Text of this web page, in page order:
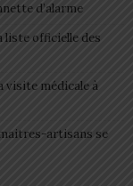
d’alarme
liste officielle des
visite médicale à
artisans se